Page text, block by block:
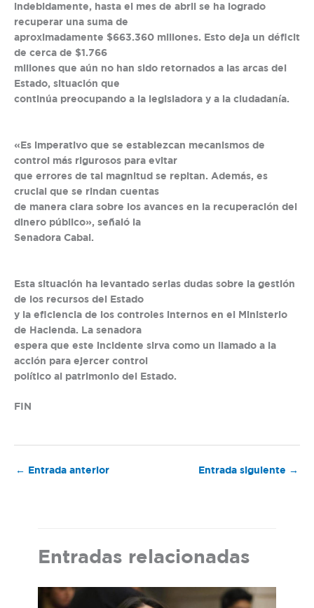
indebidamente, hasta el mes de abril se ha logrado
recuperar una suma de
aproximadamente $663.360 millones. Esto deja un déficit
de cerca de $1.766
millones que aún no han sido retornados a las arcas del
Estado, situación que
continúa preocupando a la legisladora y a la ciudadanía.
«Es imperativo que se establezcan mecanismos de
control más rigurosos para evitar
que errores de tal magnitud se repitan. Además, es
crucial que se rindan cuentas
de manera clara sobre los avances en la recuperación del
dinero público», señaló la
Senadora Cabal.
Esta situación ha levantado serias dudas sobre la gestión
de los recursos del Estado
y la eficiencia de los controles internos en el Ministerio
de Hacienda. La senadora
espera que este incidente sirva como un llamado a la
acción para ejercer control
político al patrimonio del Estado.
FIN
← Entrada anterior Entrada siguiente →
Entradas relacionadas